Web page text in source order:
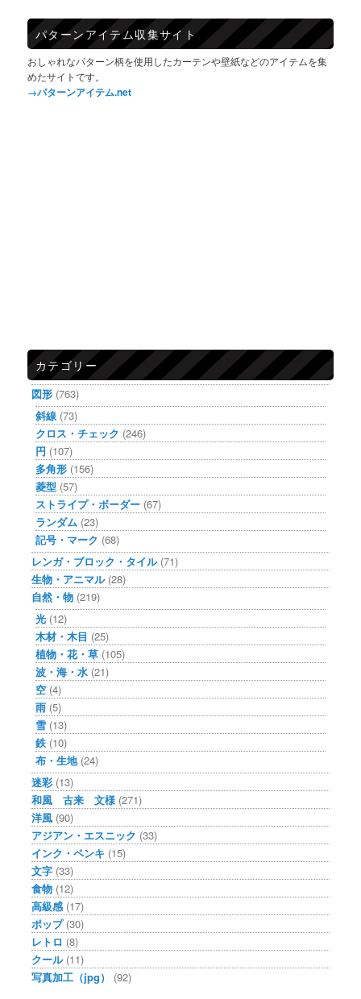
パターンアイテム収集サイト
おしゃれなパターン柄を使用したカーテンや壁紙などのアイテムを集
めたサイトです。
→パターンアイテム.net
カテゴリー
図形 (763)
斜線 (73)
クロス・チェック (246)
円 (107)
多角形 (156)
菱型 (57)
ストライプ・ボーダー (67)
ランダム (23)
記号・マーク (68)
レンガ・ブロック・タイル(71)
生物・アニマル(28)
自然・物 (219)
光 (12)
木材・木目 (25)
植物・花・草 (105)
波・海・水 (21)
空 (4)
雨 (5)
雪 (13)
鉄 (10)
布・生地(24)
迷彩 (13)
和風 古来 文様 (271)
洋風 (90)
アジアン・エスニック (33)
インク・ペンキ (15)
文字 (33)
食物 (12)
高級感 (17)
ポップ(30)
レトロ (8)
クール(11)
写真加工（jpg）
(92)